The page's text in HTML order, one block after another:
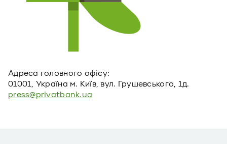
Адреса головного офiсу:
01001, Україна м. Київ, вул. Грушевського, 1д.
press@privatbank.ua